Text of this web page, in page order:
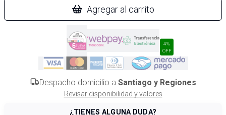
Agregar al carrito
4%
OFF
Despacho domicilio a Santiago y Regiones
Revisar disponibilidad y valores
¿TIENES ALGUNA DUDA?